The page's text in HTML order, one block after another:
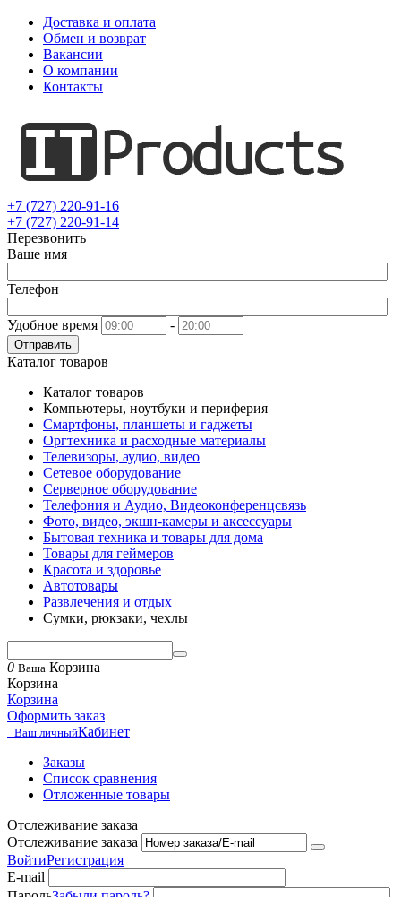
Доставка и оплата
Обмен и возврат
Вакансии
О компании
Контакты
+7 (727) 220-91-16
+7 (727) 220-91-14
Перезвонить
Ваше имя
Телефон
Удобное время -
Отправить
Каталог товаров
Каталог товаров
Компьютеры, ноутбуки и периферия
Смартфоны, планшеты и гаджеты
Оргтехника и расходные материалы
Телевизоры, аудио, видео
Сетевое оборудование
Серверное оборудование
Телефония и Аудио, Видеоконференцсвязь
Фото, видео, экшн-камеры и аксессуары
Бытовая техника и товары для дома
Товары для геймеров
Красота и здоровье
Автотовары
Развлечения и отдых
Сумки, рюкзаки, чехлы
0 Ваша Корзина
Корзина
Корзина
Оформить заказ
Ваш личныйКабинет
Заказы
Список сравнения
Отложенные товары
Отслеживание заказа
Отслеживание заказа
ВойтиРегистрация
E-mail